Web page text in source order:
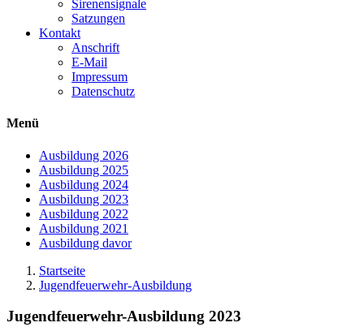
Sirenensignale
Satzungen
Kontakt
Anschrift
E-Mail
Impressum
Datenschutz
Menü
Ausbildung 2026
Ausbildung 2025
Ausbildung 2024
Ausbildung 2023
Ausbildung 2022
Ausbildung 2021
Ausbildung davor
Startseite
Jugendfeuerwehr-Ausbildung
Jugendfeuerwehr-Ausbildung 2023